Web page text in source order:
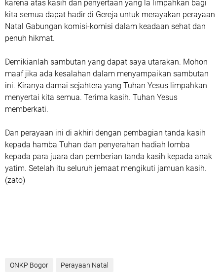
karena atas kasih dan penyertaan yang la limpahkan bagi
kita semua dapat hadir di Gereja untuk merayakan perayaan
Natal Gabungan komisi-komisi dalam keadaan sehat dan
penuh hikmat.
Demikianlah sambutan yang dapat saya utarakan. Mohon
maaf jika ada kesalahan dalam menyampaikan sambutan
ini. Kiranya damai sejahtera yang Tuhan Yesus limpahkan
menyertai kita semua. Terima kasih. Tuhan Yesus
memberkati.
Dan perayaan ini di akhiri dengan pembagian tanda kasih
kepada hamba Tuhan dan penyerahan hadiah lomba
kepada para juara dan pemberian tanda kasih kepada anak
yatim. Setelah itu seluruh jemaat mengikuti jamuan kasih.
(zato)
ONKP Bogor Perayaan Natal